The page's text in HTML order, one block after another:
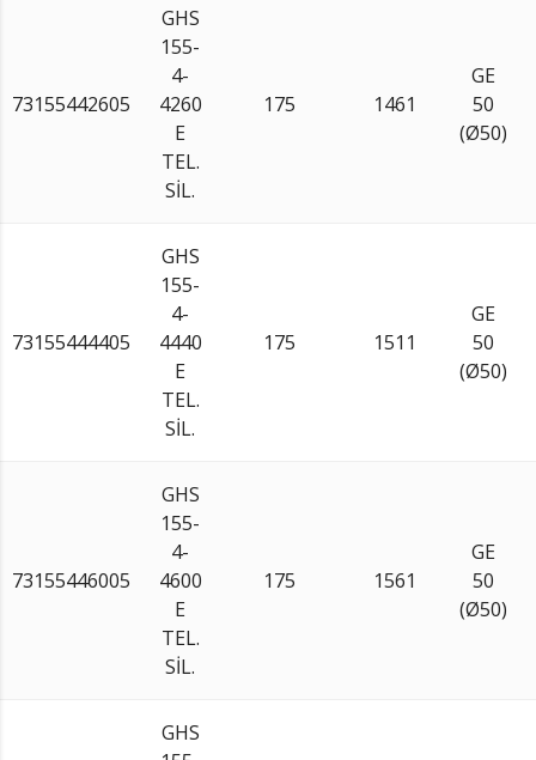
73155442605
GHS
155-
4-
4260
E
TEL.
SİL.
175 1461
GE
50
(Ø50)
73155444405
GHS
155-
4-
4440
E
TEL.
SİL.
175 1511
GE
50
(Ø50)
73155446005
GHS
155-
4-
4600
E
TEL.
SİL.
175 1561
GE
50
(Ø50)
GHS